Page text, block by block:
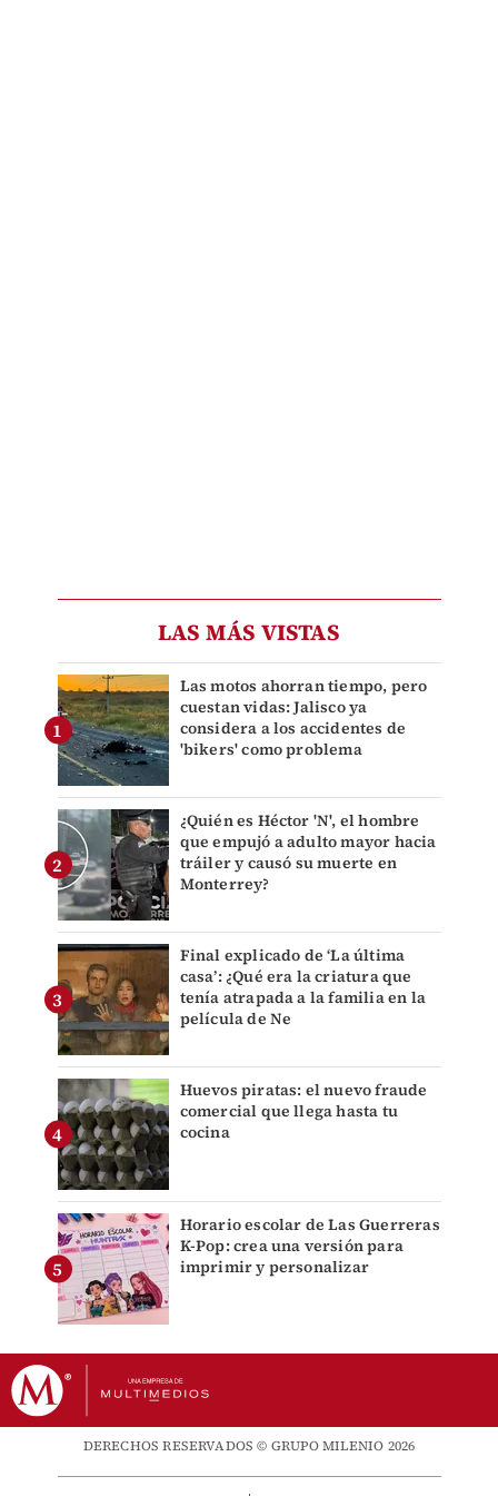
LAS MÁS VISTAS
Las motos ahorran tiempo, pero
cuestan vidas: Jalisco ya
considera a los accidentes de
'bikers' como problema
¿Quién es Héctor 'N', el hombre
que empujó a adulto mayor hacia
tráiler y causó su muerte en
Monterrey?
Final explicado de ‘La última
casa’: ¿Qué era la criatura que
tenía atrapada a la familia en la
película de Ne
Huevos piratas: el nuevo fraude
comercial que llega hasta tu
cocina
Horario escolar de Las Guerreras
K-Pop: crea una versión para
imprimir y personalizar
DERECHOS RESERVADOS © GRUPO MILENIO 2026